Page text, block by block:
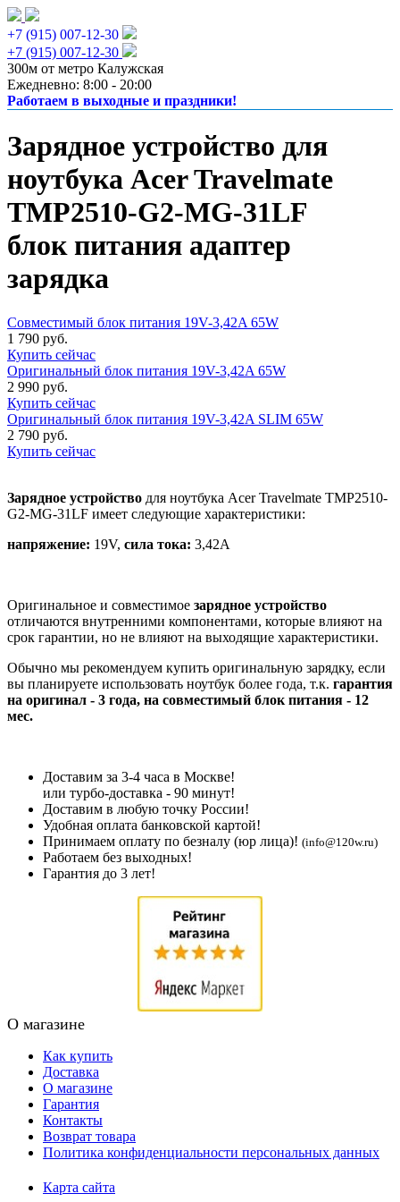
+7 (915) 007-12-30
+7 (915) 007-12-30
300м от метро Калужская
Ежедневно: 8:00 - 20:00
Работаем в выходные и праздники!
Зарядное устройство для
ноутбука Acer Travelmate
TMP2510-G2-MG-31LF
блок питания адаптер
зарядка
Совместимый блок питания 19V-3,42A 65W
1 790 руб.
Купить сейчас
Оригинальный блок питания 19V-3,42A 65W
2 990 руб.
Купить сейчас
Оригинальный блок питания 19V-3,42A SLIM 65W
2 790 руб.
Купить сейчас
Зарядное устройство для ноутбука Acer Travelmate TMP2510-
G2-MG-31LF имеет следующие характеристики:
напряжение: 19V, сила тока: 3,42A
Оригинальное и совместимое зарядное устройство
отличаются внутренними компонентами, которые влияют на
срок гарантии, но не влияют на выходящие характеристики.
Обычно мы рекомендуем купить оригинальную зарядку, если
вы планируете использовать ноутбук более года, т.к. гарантия
на оригинал - 3 года, на совместимый блок питания - 12
мес.
Доставим за 3-4 часа в Москве!
или турбо-доставка - 90 минут!
Доставим в любую точку России!
Удобная оплата банковской картой!
Принимаем оплату по безналу (юр лица)! (info@120w.ru)
Работаем без выходных!
Гарантия до 3 лет!
О магазине
Как купить
Доставка
О магазине
Гарантия
Контакты
Возврат товара
Политика конфиденциальности персональных данных
Карта сайта